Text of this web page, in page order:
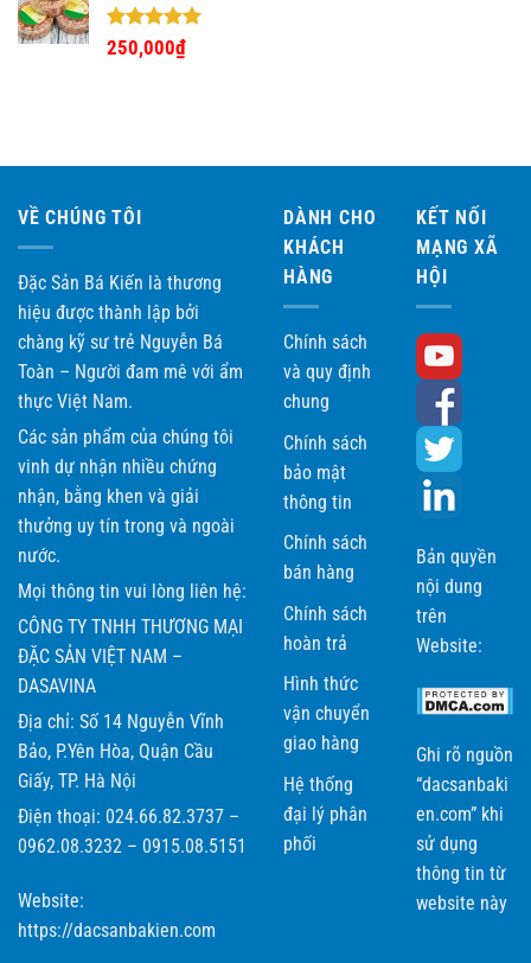
Được xếp
hạng
5.00
250,000₫
VỀ CHÚNG TÔI
Đặc Sản Bá Kiến là thương
hiệu được thành lập bởi
chàng kỹ sư trẻ Nguyễn Bá
Toàn – Người đam mê với ẩm
thực Việt Nam.
Các sản phẩm của chúng tôi
vinh dự nhận nhiều chứng
nhận, bằng khen và giải
thưởng uy tín trong và ngoài
nước.
Mọi thông tin vui lòng liên hệ:
CÔNG TY TNHH THƯƠNG MẠI
ĐẶC SẢN VIỆT NAM –
DASAVINA
Địa chỉ: Số 14 Nguyễn Vĩnh
Bảo, P.Yên Hòa, Quận Cầu
Giấy, TP. Hà Nội
Điện thoại: 024.66.82.3737 –
0962.08.3232 – 0915.08.5151
Website:
https://dacsanbakien.com
DÀNH CHO
KHÁCH
HÀNG
Chính sách
và quy định
chung
Chính sách
bảo mật
thông tin
Chính sách
bán hàng
Chính sách
hoàn trả
Hình thức
vận chuyển
giao hàng
Hệ thống
đại lý phân
phối
KẾT NỐI
MẠNG XÃ
HỘI
Bản quyền
nội dung
trên
Website:
Ghi rõ nguồn
“dacsanbaki
en.com” khi
sử dụng
thông tin từ
website này